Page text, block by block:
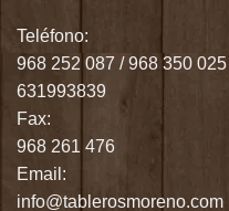
Teléfono:
968 252 087 /968 350 025
631993839
Fax:
968 261 476
Email:
info@tablerosmoreno.com